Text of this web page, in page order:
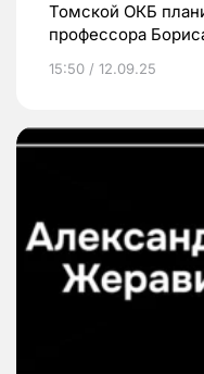
Томской ОКБ
профессора
15:50 / 12.09.25